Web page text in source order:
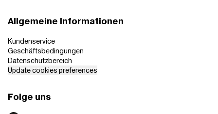
Allgemeine Informationen
Kundenservice
Geschäftsbedingungen
Datenschutzbereich
Update cookies preferences
Folge uns